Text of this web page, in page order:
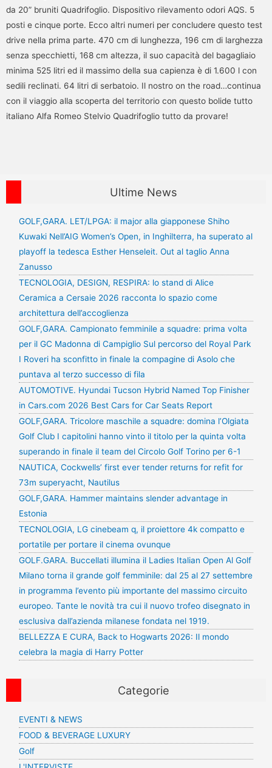
Ultime News
GOLF,GARA. LET/LPGA: il major alla giapponese Shiho
Kuwaki Nell’AIG Women’s Open, in Inghilterra, ha superato al
playoff la tedesca Esther Henseleit. Out al taglio Anna
Zanusso
TECNOLOGIA, DESIGN, RESPIRA: lo stand di Alice
Ceramica a Cersaie 2026 racconta lo spazio come
architettura dell’accoglienza
GOLF,GARA. Campionato femminile a squadre: prima volta
per il GC Madonna di Campiglio Sul percorso del Royal Park
I Roveri ha sconfitto in finale la compagine di Asolo che
puntava al terzo successo di fila
AUTOMOTIVE. Hyundai Tucson Hybrid Named Top Finisher
in Cars.com 2026 Best Cars for Car Seats Report
GOLF,GARA. Tricolore maschile a squadre: domina l’Olgiata
Golf Club I capitolini hanno vinto il titolo per la quinta volta
superando in finale il team del Circolo Golf Torino per 6-1
NAUTICA, Cockwells’ first ever tender returns for refit for
73m superyacht, Nautilus
GOLF,GARA. Hammer maintains slender advantage in
Estonia
TECNOLOGIA, LG cinebeam q, il proiettore 4k compatto e
portatile per portare il cinema ovunque
GOLF.GARA. Buccellati illumina il Ladies Italian Open Al Golf
Milano torna il grande golf femminile: dal 25 al 27 settembre
in programma l’evento più importante del massimo circuito
europeo. Tante le novità tra cui il nuovo trofeo disegnato in
esclusiva dall’azienda milanese fondata nel 1919.
BELLEZZA E CURA, Back to Hogwarts 2026: Il mondo
celebra la magia di Harry Potter
Categorie
EVENTI & NEWS
FOOD & BEVERAGE LUXURY
Golf